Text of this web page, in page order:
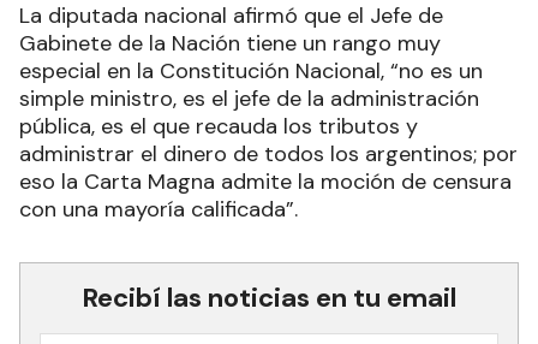
La diputada nacional afirmó que el Jefe de
Gabinete de la Nación tiene un rango muy
especial en la Constitución Nacional, “no es un
simple ministro, es el jefe de la administración
pública, es el que recauda los tributos y
administrar el dinero de todos los argentinos; por
eso la Carta Magna admite la moción de censura
con una mayoría calificada”.
Recibí las noticias en tu email